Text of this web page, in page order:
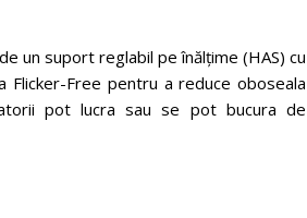
un suport reglabil pe înălțime (HAS) cu
Flicker-Free pentru a reduce oboseala
pot lucra sau se pot bucura de